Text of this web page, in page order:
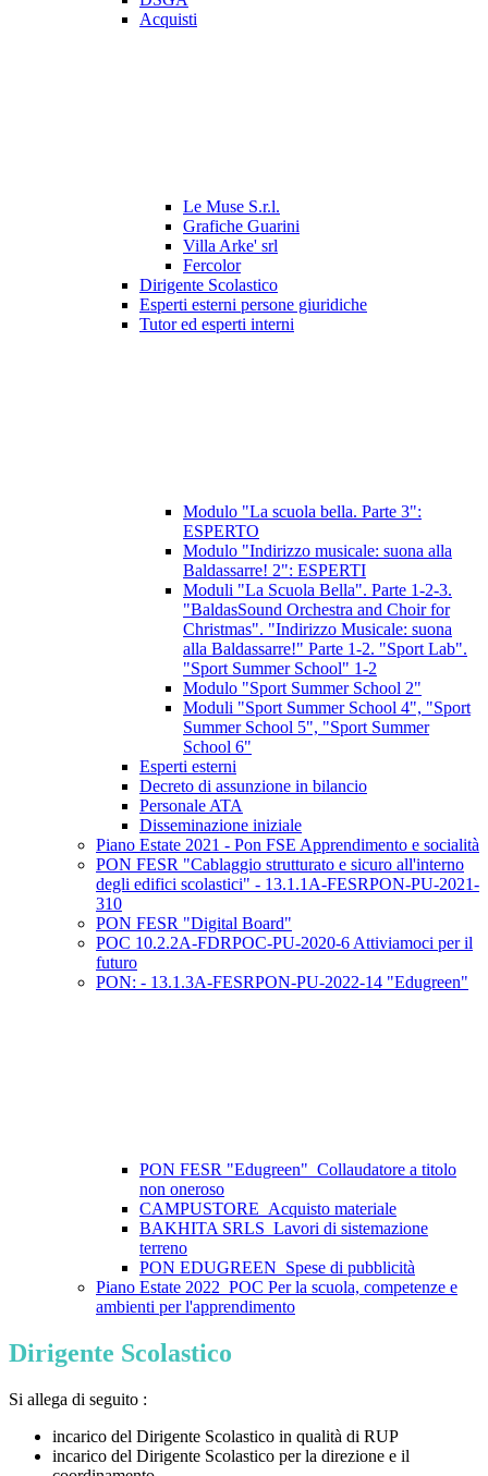
Acquisti
Le Muse S.r.l.
Grafiche Guarini
Villa Arke' srl
Fercolor
Dirigente Scolastico
Esperti esterni persone giuridiche
Tutor ed esperti interni
Modulo "La scuola bella. Parte 3":
ESPERTO
Modulo "Indirizzo musicale: suona alla
Baldassarre! 2": ESPERTI
Moduli "La Scuola Bella". Parte 1-2-3.
"BaldasSound Orchestra and Choir for
Christmas". "Indirizzo Musicale: suona
alla Baldassarre!" Parte 1-2. "Sport Lab".
"Sport Summer School" 1-2
Modulo "Sport Summer School 2"
Moduli "Sport Summer School 4", "Sport
Summer School 5", "Sport Summer
School 6"
Esperti esterni
Decreto di assunzione in bilancio
Personale ATA
Disseminazione iniziale
Piano Estate 2021 - Pon FSE Apprendimento e socialità
PON FESR "Cablaggio strutturato e sicuro all'interno
degli edifici scolastici" - 13.1.1A-FESRPON-PU-2021-
310
PON FESR "Digital Board"
POC 10.2.2A-FDRPOC-PU-2020-6 Attiviamoci per il
futuro
PON: - 13.1.3A-FESRPON-PU-2022-14 "Edugreen"
PON FESR "Edugreen"_Collaudatore a titolo
non oneroso
CAMPUSTORE_Acquisto materiale
BAKHITA SRLS_Lavori di sistemazione
terreno
PON EDUGREEN_Spese di pubblicità
Piano Estate 2022_POC Per la scuola, competenze e
ambienti per l'apprendimento
Dirigente Scolastico
Si allega di seguito :
incarico del Dirigente Scolastico in qualità di RUP
incarico del Dirigente Scolastico per la direzione e il